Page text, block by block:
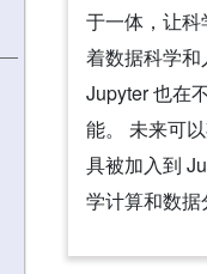
于一体，让
着数据科学和
Jupyter 也在
能。 未来可
具被加入到
学计算和数据